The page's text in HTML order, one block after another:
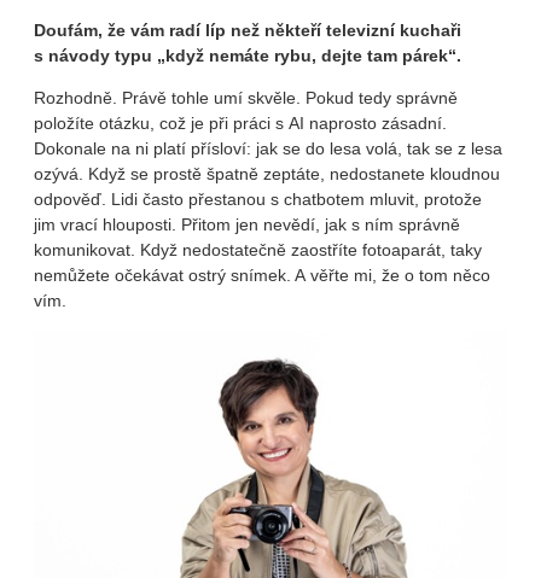
Doufám, že vám radí líp než někteří televizní kuchaři
s návody typu „když nemáte rybu, dejte tam párek“.
Rozhodně. Právě tohle umí skvěle. Pokud tedy správně
položíte otázku, což je při práci s AI naprosto zásadní.
Dokonale na ni platí přísloví: jak se do lesa volá, tak se z lesa
ozývá. Když se prostě špatně zeptáte, nedostanete kloudnou
odpověď. Lidi často přestanou s chatbotem mluvit, protože
jim vrací hlouposti. Přitom jen nevědí, jak s ním správně
komunikovat. Když nedostatečně zaostříte fotoaparát, taky
nemůžete očekávat ostrý snímek. A věřte mi, že o tom něco
vím.